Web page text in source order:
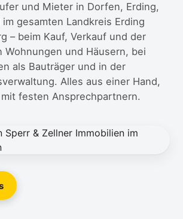
und Mieter in Dorfen, Erding,
gesamten Landkreis Erding
– beim Kauf, Verkauf und der
Wohnungen und Häusern, bei
als Bauträger und in der
Alles aus einer Hand,
festen Ansprechpartnern.